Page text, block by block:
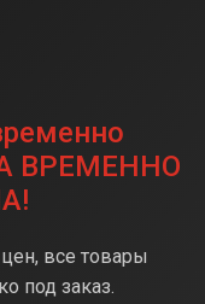
ВРЕМЕННО
все товары
под заказ.